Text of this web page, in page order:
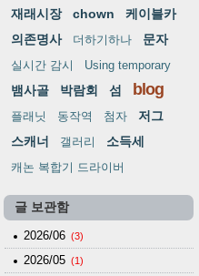
재래시장 chown
케이블카
의존명사
더하기하나 문자
실시간 감시 Using temporary
뱀사골 박람회 섬 blog
플래닛 동작역 첨자
저그
스캐너
갤러리 소득세
캐논 복합기 드라이버
글 보관함
2026/06 (3)
2026/05 (1)